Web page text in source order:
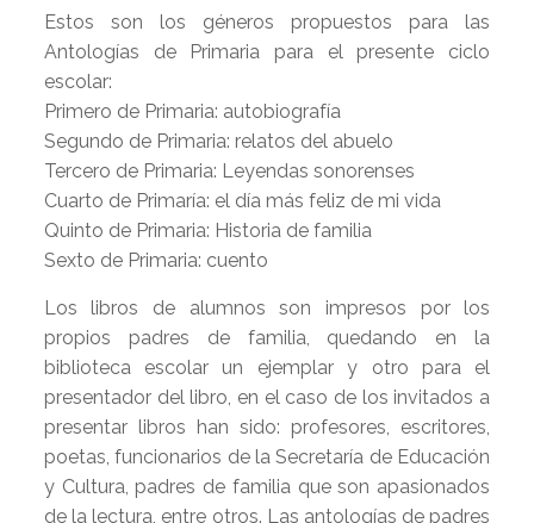
Estos son los géneros propuestos para las
Antologías de Primaria para el presente ciclo
escolar:
Primero de Primaria: autobiografía
Segundo de Primaria: relatos del abuelo
Tercero de Primaria: Leyendas sonorenses
Cuarto de Primaría: el día más feliz de mi vida
Quinto de Primaria: Historia de familia
Sexto de Primaria: cuento
Los libros de alumnos son impresos por los
propios padres de familia, quedando en la
biblioteca escolar un ejemplar y otro para el
presentador del libro, en el caso de los invitados a
presentar libros han sido: profesores, escritores,
poetas, funcionarios de la Secretaría de Educación
y Cultura, padres de familia que son apasionados
de la lectura, entre otros. Las antologías de padres